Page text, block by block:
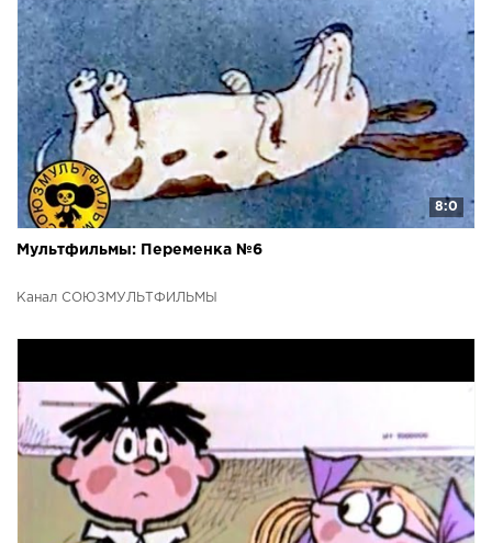
8:0
Мультфильмы: Переменка №6
Канал СОЮЗМУЛЬТФИЛЬМЫ